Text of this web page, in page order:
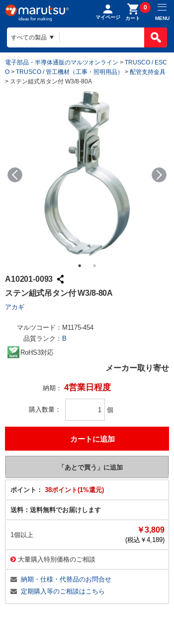
マイページ カート
0
MENU
電子部品・半導体通販のマルツオンライン > TRUSCO / ESC
O > TRUSCO / 管工機材（工事・照明用品） > 配管支持金具
> ステン組式吊タン付 W3/8-80A
A10201-0093
ステン組式吊タン付 W3/8-80A
アカギ
マルツコード： M1175-454
品質ランク： B
RoHS3対応
メーカー取り寄せ
納期： 4営業日程度
購入数量 個
ポイント： 38ポイント(1%還元)
送料： 送料無料でお届けします
1個以上
￥3,809
(税込￥ 4,189)
大量購入特別価格のご相談
納期・仕様・代替品のお問合せ
定期購入等のご相談はこちら